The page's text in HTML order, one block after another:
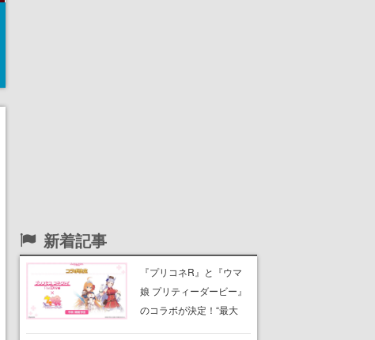
新着記事
『プリコネR』と『ウマ
娘 プリティーダービー』
のコラボが決定！“最大